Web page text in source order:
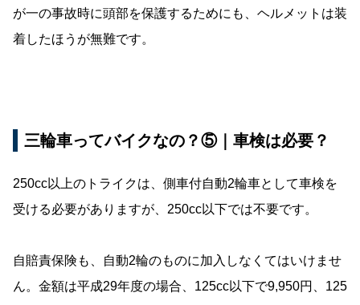
が一の事故時に頭部を保護するためにも、ヘルメットは装
着したほうが無難です。
三輪車ってバイクなの？⑤｜車検は必要？
250cc以上のトライクは、側車付自動2輪車として車検を
受ける必要がありますが、250cc以下では不要です。
自賠責保険も、自動2輪のものに加入しなくてはいけませ
ん。金額は平成29年度の場合、125cc以下で9,950円、125